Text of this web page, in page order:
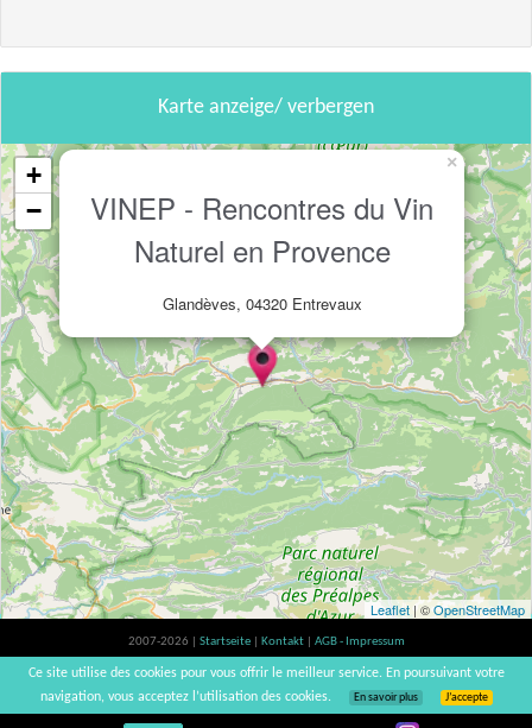
Karte anzeige/ verbergen
VINEP - Rencontres du Vin
Naturel en Provence
Glandèves, 04320 Entrevaux
×
+
−
Leaflet | ©OpenStreetMap
2007-2026 | Startseite Kontakt
AGB - Impressum
Der Verzehr von Alkohol ist gesundheitsschädlich, Verzehr in Maßen empfohlen |
vinsnaturels | v3.12
Ce site utilise des cookies pour vous offrir le meilleur service. En poursuivant votre
navigation, vous acceptez l’utilisation des cookies.
En savoir plus J’accepte